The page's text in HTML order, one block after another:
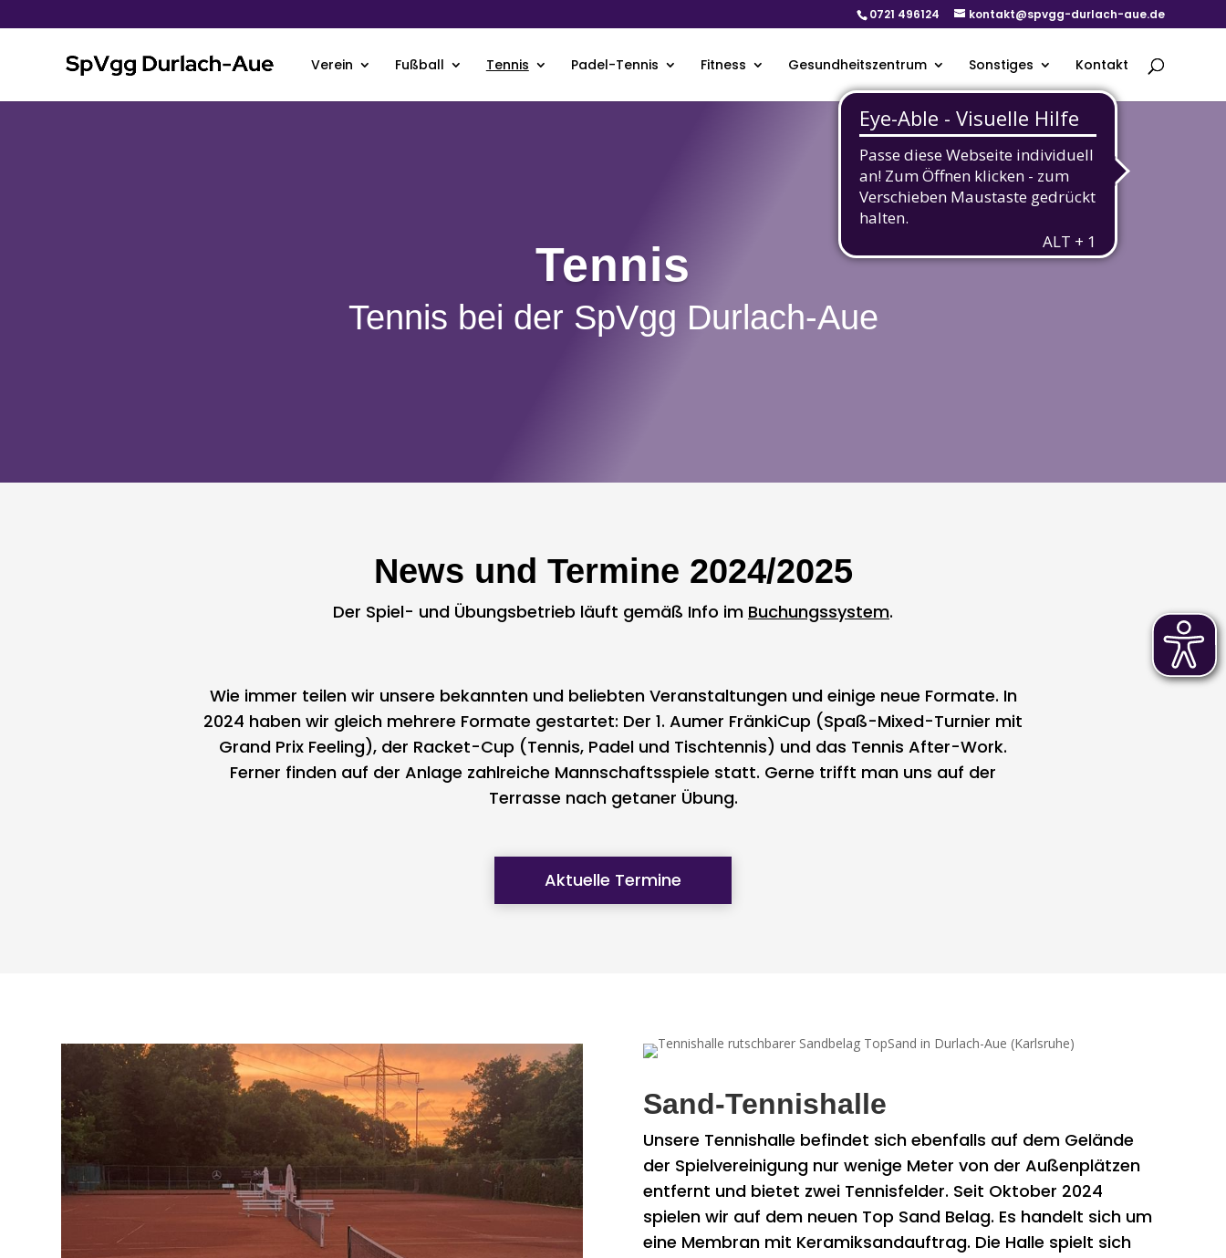
0721 496124 kontakt@spvgg-durlach-aue.de
Verein Fußball Tennis Padel-Tennis Fitness Gesundheitszentrum Sonstiges Kontakt
Tennis
Tennis bei der SpVgg Durlach-Aue
News und Termine 2024/2025
Der Spiel- und Übungsbetrieb läuft gemäß Info im Buchungssystem.
Wie immer teilen wir unsere bekannten und beliebten Veranstaltungen und einige neue Formate. In
2024 haben wir gleich mehrere Formate gestartet: Der 1. Aumer FränkiCup (Spaß-Mixed-Turnier mit
Grand Prix Feeling), der Racket-Cup (Tennis, Padel und Tischtennis) und das Tennis After-Work.
Ferner finden auf der Anlage zahlreiche Mannschaftsspiele statt. Gerne trifft man uns auf der
Terrasse nach getaner Übung.
Aktuelle Termine
Sand-Tennishalle
Unsere Tennishalle befindet sich ebenfalls auf dem Gelände
der Spielvereinigung nur wenige Meter von der Außenplätzen
entfernt und bietet zwei Tennisfelder. Seit Oktober 2024
spielen wir auf dem neuen Top Sand Belag. Es handelt sich um
eine Membran mit Keramiksandauftrag. Die Halle spielt sich